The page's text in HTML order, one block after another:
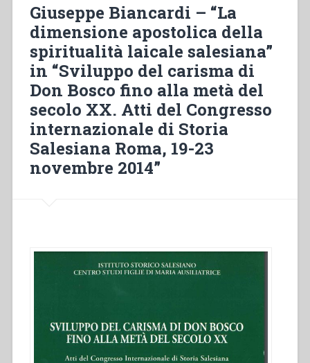
primate
di
Polonia
1948).
Note
sul
suo
operato
apostolico”
Giuseppe Biancardi – “La
dimensione apostolica della
spiritualità laicale salesiana”
in “Sviluppo del carisma di
Don Bosco fino alla metà del
secolo XX. Atti del Congresso
internazionale di Storia
Salesiana Roma, 19-23
novembre 2014”